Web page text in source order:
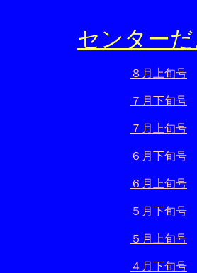
センターだ
８月上旬号
７月下旬号
７月上旬号
６月下旬号
６月上旬号
５月下旬号
５月上旬号
４月下旬号